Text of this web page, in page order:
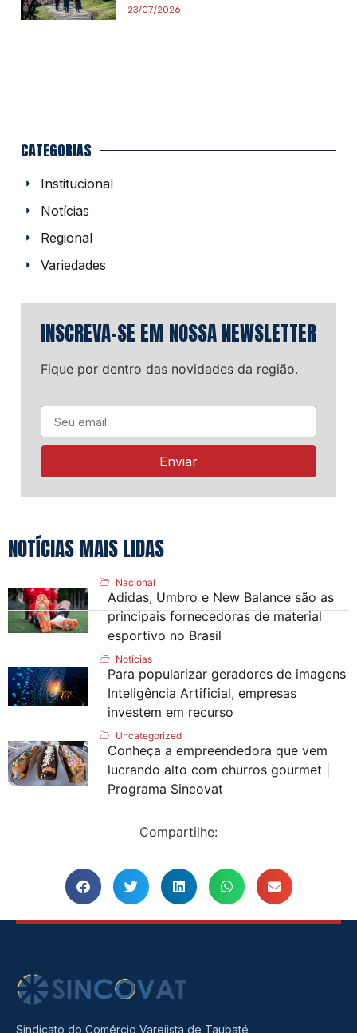
23/07/2026
CATEGORIAS
Institucional
Notícias
Regional
Variedades
INSCREVA-SE EM NOSSA NEWSLETTER
Fique por dentro das novidades da região.
Enviar
NOTÍCIAS MAIS LIDAS
Nacional
Adidas, Umbro e New Balance são as
principais fornecedoras de material
esportivo no Brasil
Notícias
Para popularizar geradores de imagens
Inteligência Artificial, empresas
investem em recurso
Uncategorized
Conheça a empreendedora que vem
lucrando alto com churros gourmet |
Programa Sincovat
Compartilhe:
Sindicato do Comércio Varejista de Taubaté